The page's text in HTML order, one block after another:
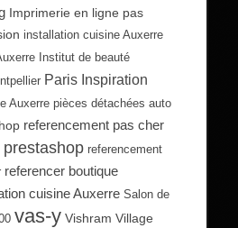
Imprimerie en ligne pas
installation cuisine Auxerre
Institut de beauté
Paris Inspiration
Auxerre pièces détachées auto
referencement pas cher
referencement
referencer boutique
cuisine Auxerre Salon de
vas-y Vishram Village